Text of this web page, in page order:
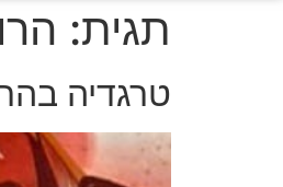
תגית:
טרגדיה בהרצליה-